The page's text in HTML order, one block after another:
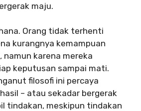
maju.
Orang tidak terhenti
kurangnya kemampuan
namun karena mereka
keputusan sampai mati.
filosofi ini percaya
– atau sekadar bergerak
tindakan, meskipun tindakan